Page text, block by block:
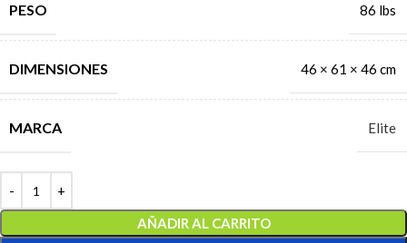
PESO 86 lbs
DIMENSIONES 46 × 61 × 46 cm
MARCA Elite
AÑADIR AL CARRITO